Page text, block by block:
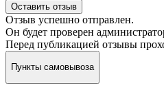
Оставить отзыв
Отзыв успешно отправлен.
Он будет проверен
Перед публикацией отзывы
Пункты самовывоза